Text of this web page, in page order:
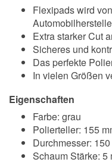
Flexipads wird
Extra starker Cut
Sicheres und
Das perfekte
In vielen Größen
Eigenschaften
Farbe: grau
Polierteller: 155
Durchmesser:
Schaum Stärke: 5